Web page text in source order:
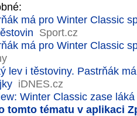
má pro Winter Classic
Sport.cz
má pro Winter Classic
lev i těstoviny. Pastrňák
iDNES.cz
Winter Classic zase
tomto tématu v aplikaci